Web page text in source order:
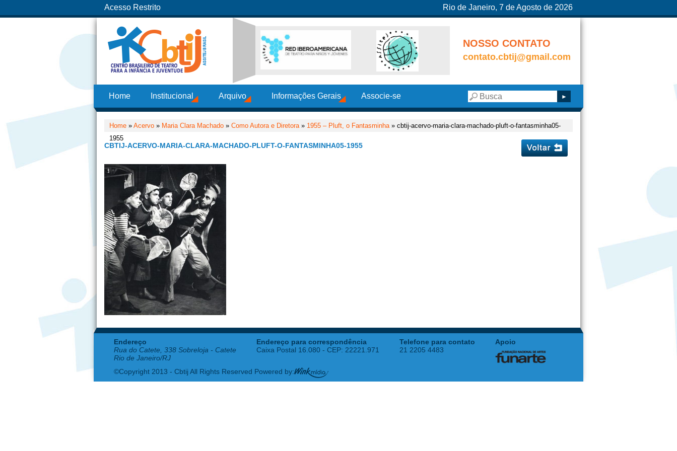
Acesso Restrito Rio de Janeiro, 7 de Agosto de 2026
NOSSO CONTATO
contato.cbtij@gmail.com
Home Institucional Arquivo Informações Gerais Associe-se
Home » Acervo » Maria Clara Machado » Como Autora e Diretora» 1955 – Pluft, o Fantasminha» cbtij-acervo-maria-clara-machado-pluft-o-fantasminha05-
1955
CBTIJ-ACERVO-MARIA-CLARA-MACHADO-PLUFT-O-FANTASMINHA05-1955
Endereço
Rua do Catete, 338 Sobreloja - Catete
Rio de Janeiro/RJ
Endereço para correspondência
Caixa Postal 16.080 - CEP: 22221.971
Telefone para contato
21 2205 4483
Apoio
©Copyright 2013 - Cbtij All Rights Reserved Powered by: